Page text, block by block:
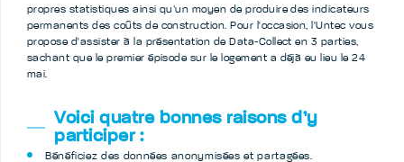
propres statistiques ainsi qu’un moyen de produire des indicateurs
permanents des coûts de construction. Pour l'occasion, l'Untec vous
propose d'assister à la présentation de Data-Collect en 3 parties,
sachant que le premier épisode sur le logement a déjà eu lieu le 24
mai.
Voici quatre bonnes raisons d’y
participer :
Bénéficiez des données anonymisées et partagées.